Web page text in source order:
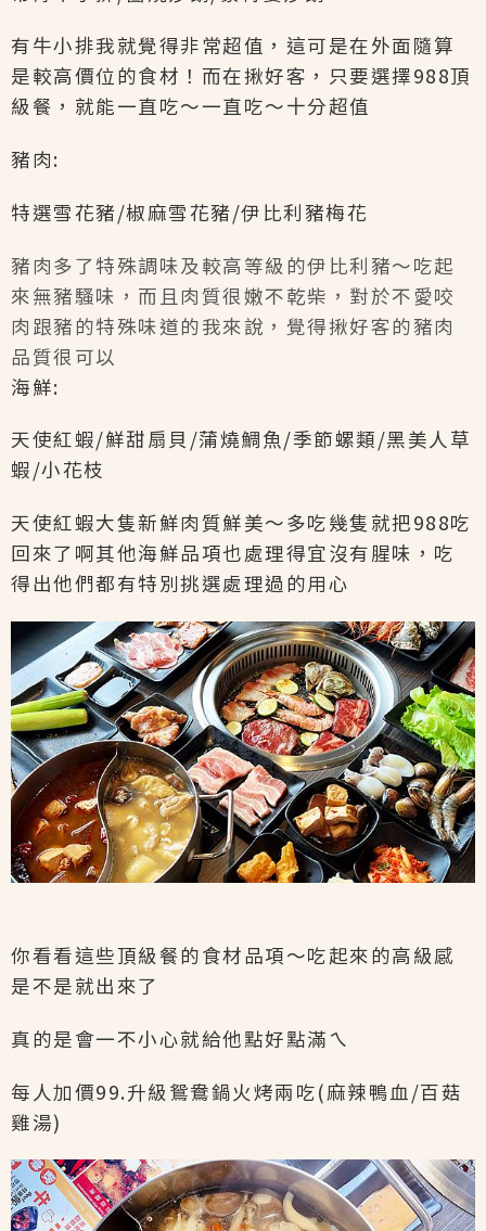
有牛小排我就覺得非常超值，這可是在外面隨算
是較高價位的食材！而在揪好客，只要選擇988頂
級餐，就能一直吃～一直吃～十分超值
豬肉:
特選雪花豬/椒麻雪花豬/伊比利豬梅花
豬肉多了特殊調味及較高等級的伊比利豬～吃起
來無豬騷味，而且肉質很嫩不乾柴，對於不愛咬
肉跟豬的特殊味道的我來說，覺得揪好客的豬肉
品質很可以
海鮮:
天使紅蝦/鮮甜扇貝/蒲燒鯛魚/季節螺類/黑美人草
蝦/小花枝
天使紅蝦大隻新鮮肉質鮮美～多吃幾隻就把988吃
回來了啊其他海鮮品項也處理得宜沒有腥味，吃
得出他們都有特別挑選處理過的用心
你看看這些頂級餐的食材品項～吃起來的高級感
是不是就出來了
真的是會一不小心就給他點好點滿ㄟ
每人加價99.升級鴛鴦鍋火烤兩吃(麻辣鴨血/百菇
雞湯)